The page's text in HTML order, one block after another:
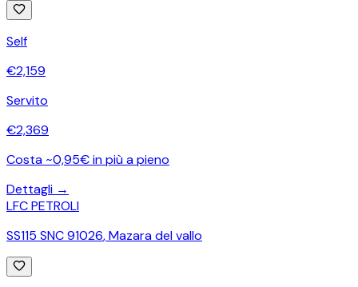
Self
€2,159
Servito
€2,369
Costa ~0,95€ in più a pieno
Dettagli →
LFC PETROLI
SS115 SNC 91026,Mazara del vallo